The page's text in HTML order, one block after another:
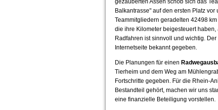
gezauberten Assen schob sich das
Balkantrasse" auf den ersten Platz vor
Teammitgliedern geradelten 42498
die ihre Kilometer beigesteuert
Radfahren ist sinnvoll und wichtig.
Internetseite bekannt gegeben.
Die Planungen für einen
Tierheim und dem Weg am
Fortschritte gegeben. Für die Rhein-
Bestandteil gehört, machen wir uns
eine finanzielle Beteiligung vorstellen.